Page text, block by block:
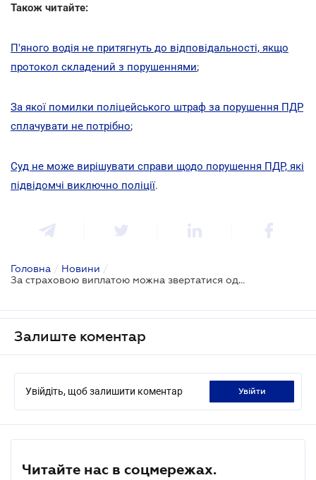
Також читайте:
П'яного водія не притягнуть до відповідальності, якщо
протокол складений з порушеннями;
За якої помилки поліцейського штраф за порушення ПДР
сплачувати не потрібно;
Суд не може вирішувати справи щодо порушення ПДР, які
підвідомчі виключно поліції.
Головна / Новини /
За страховою виплатою можна звертатися одразу до суду: ВС
Залиште коментар
Увійдіть, щоб залишити коментар увійти
Читайте нас в соцмережах.